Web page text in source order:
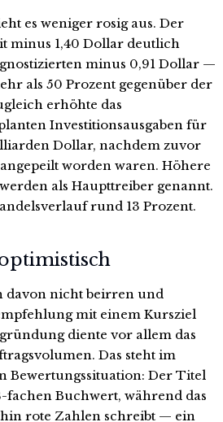
es weniger rosig aus. Der
minus 1,40 Dollar deutlich
minus 0,91 Dollar —
als 50 Prozent gegenüber der
erhöhte das
Investitionsausgaben für
Dollar, nachdem zuvor
worden waren. Höhere
als Haupttreiber genannt.
rund 13 Prozent.
davon nicht beirren und
mit einem Kursziel
diente vor allem das
Das steht im
Bewertungssituation: Der Titel
fachen Buchwert, während das
rote Zahlen schreibt — ein